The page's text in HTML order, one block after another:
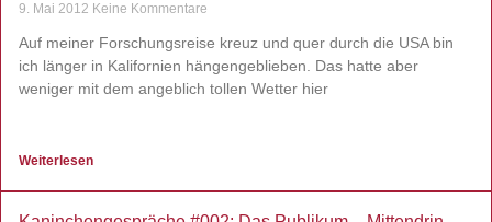
9. Mai 2012 Keine Kommentare
Auf meiner Forschungsreise kreuz und quer durch die USA bin
ich länger in Kalifornien hängengeblieben. Das hatte aber
weniger mit dem angeblich tollen Wetter hier
Weiterlesen